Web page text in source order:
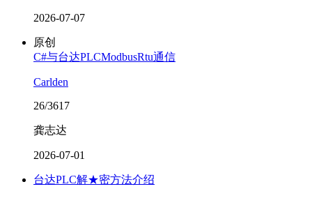
2026-07-07
原创
C#与台达PLCModbusRtu通信
Carlden
26/3617
龚志达
2026-07-01
台达PLC解★密方法介绍